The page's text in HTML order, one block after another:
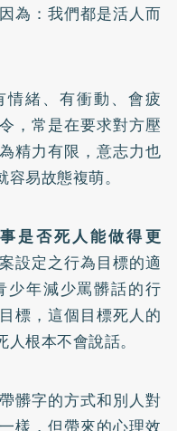
為：我們都是活人而
緒、有衝動、會疲
，常是在要求對方壓
精力有限，意志力也
易故態複萌。
是否死人能做得更
設定之行為目標的適
少年減少罵髒話的行
標，這個目標死人的
根本不會說話。
髒字的方式和別人對
樣，但帶來的心理效